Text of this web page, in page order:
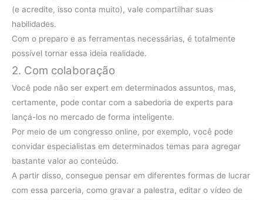
(e acredite, isso conta muito), vale compartilhar suas
habilidades.
Com o preparo e as ferramentas necessárias, é totalmente
possível tornar essa ideia realidade.
2. Com colaboração
Você pode não ser expert em determinados assuntos, mas,
certamente, pode contar com a sabedoria de experts para
lançá-los no mercado de forma inteligente.
Por meio de um congresso online, por exemplo, você pode
convidar especialistas em determinados temas para agregar
bastante valor ao conteúdo.
A partir disso, consegue pensar em diferentes formas de lucrar
com essa parceria, como gravar a palestra, editar o vídeo de